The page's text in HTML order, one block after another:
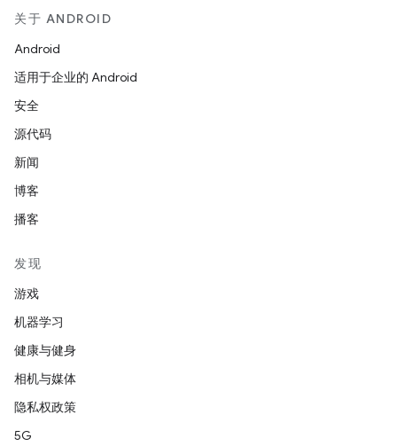
关于 ANDROID
Android
适用于企业的 Android
安全
源代码
新闻
博客
播客
发现
游戏
机器学习
健康与健身
相机与媒体
隐私权政策
5G